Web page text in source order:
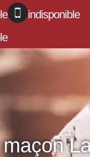
indisponible